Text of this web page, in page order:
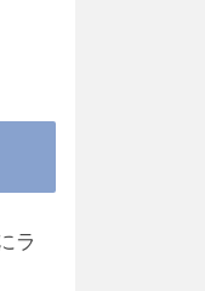
ラ